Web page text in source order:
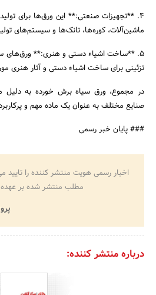
4. **تجهیزات صنعتی:** این ورق‌ها برای
ماشین‌آلات، کوره‌ها، تانک‌ها و سیستم‌های
5. **ساخت اشیاء دستی و هنری:** ورق‌های
تزئینی برای ساخت اشیاء دستی و آثار هنری
در مجموع، ورق سیاه برش خورده به دلیل
صنایع مختلف به عنوان یک ماده مهم و
### پایان خبر رسمی
اخبار رسمی هویت منتشر کننده را
مطلب منتشر شده بر
درباره منتشر کننده: